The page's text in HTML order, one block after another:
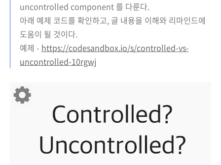
uncontrolled component 를 다룬다.
아래 예제 코드를 확인하고, 글 내용을 이해와 리마인드에
도움이 될 것이다.
예제 - https://codesandbox.io/s/controlled-vs-
uncontrolled-10rgwj